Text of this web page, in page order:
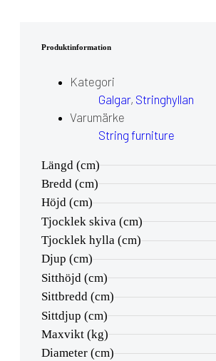
Produktinformation
Kategori
Galgar, Stringhyllan
Varumärke
String furniture
Längd (cm)
Bredd (cm)
Höjd (cm)
Tjocklek skiva (cm)
Tjocklek hylla (cm)
Djup (cm)
Sitthöjd (cm)
Sittbredd (cm)
Sittdjup (cm)
Maxvikt (kg)
Diameter (cm)